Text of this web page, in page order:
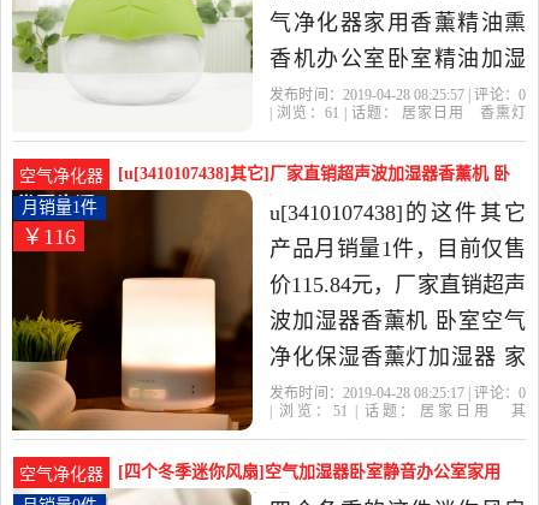
气净化器家用香薰精油熏
香机办公室卧室精油加湿
器净化空气是2019年ap家
中性价比很高的香熏灯炉,
器具，由广东 佛山发货。
发布时间：2019-04-28 08:25:57 | 评论： 0
| 浏览： 61 | 话题： 居家日用
香熏灯
空气净化器
[u[3410107438]其它]厂家直销超声波加湿器香薰机 卧
室空气月销量1件仅售115.84元
￥116
月销量1件
u[3410107438]的这件其它
产品月销量1件，目前仅售
价115.84元，厂家直销超声
波加湿器香薰机 卧室空气
净化保湿香薰灯加湿器 家
用是2019年u[3410107438]
很高的其它，由北京发
发布时间：2019-04-28 08:25:17 | 评论： 0
| 浏览： 51 | 话题： 居家日用
其
空气净化器
[四个冬季迷你风扇]空气加湿器卧室静音办公室家用